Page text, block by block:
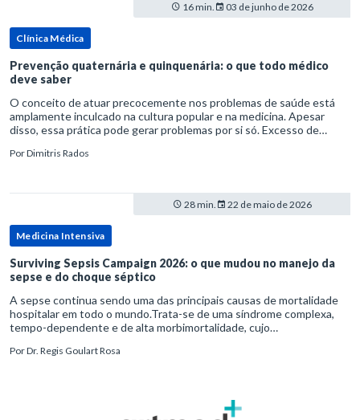
16 min. 03 de junho de 2026
Clínica Médica
Prevenção quaternária e quinquenária: o que todo médico
deve saber
O conceito de atuar precocemente nos problemas de saúde está
amplamente inculcado na cultura popular e na medicina. Apesar
disso, essa prática pode gerar problemas por si só. Excesso de
PorDimitris Rados
28 min. 22 de maio de 2026
Medicina Intensiva
Surviving Sepsis Campaign 2026: o que mudou no manejo da
sepse e do choque séptico
A sepse continua sendo uma das principais causas de mortalidade
hospitalar em todo o mundo.Trata-se de uma síndrome complexa,
tempo-dependente e de alta morbimortalidade, cujo
para o desfe
PorDr. Regis Goulart Rosa